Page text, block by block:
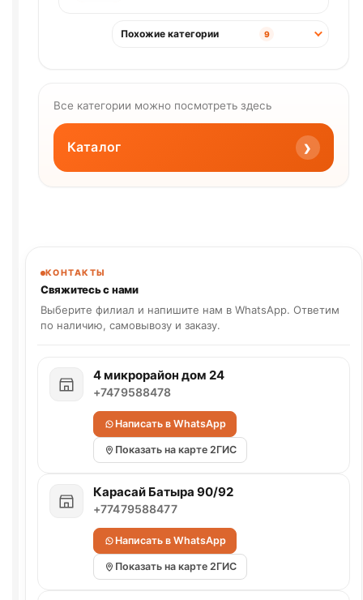
Похожие категории 9
Все категории можно посмотреть здесь
Каталог ›
КОНТАКТЫ
Свяжитесь с нами
Выберите филиал и напишите нам в WhatsApp. Ответим
по наличию, самовывозу и заказу.
4 микрорайон дом 24
+7479588478
Написать в WhatsApp
Показать на карте 2ГИС
Карасай Батыра 90/92
+77479588477
Написать в WhatsApp
Показать на карте 2ГИС